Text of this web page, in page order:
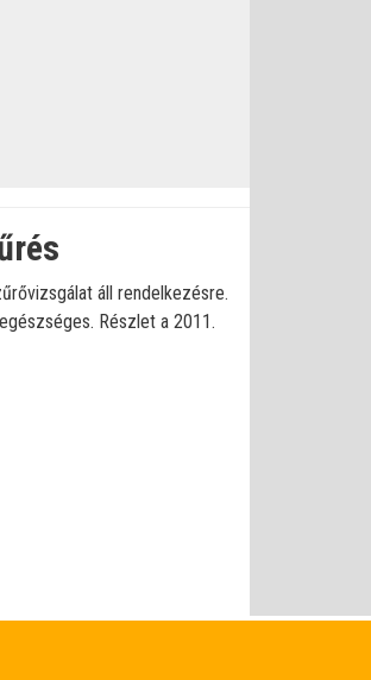
áll rendelkezésre.
Részlet a 2011.